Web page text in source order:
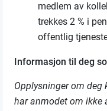
medlem av
trekkes 2 % i
offentlig
Informasjon til deg
Opplysninger om
har anmodet om ikke